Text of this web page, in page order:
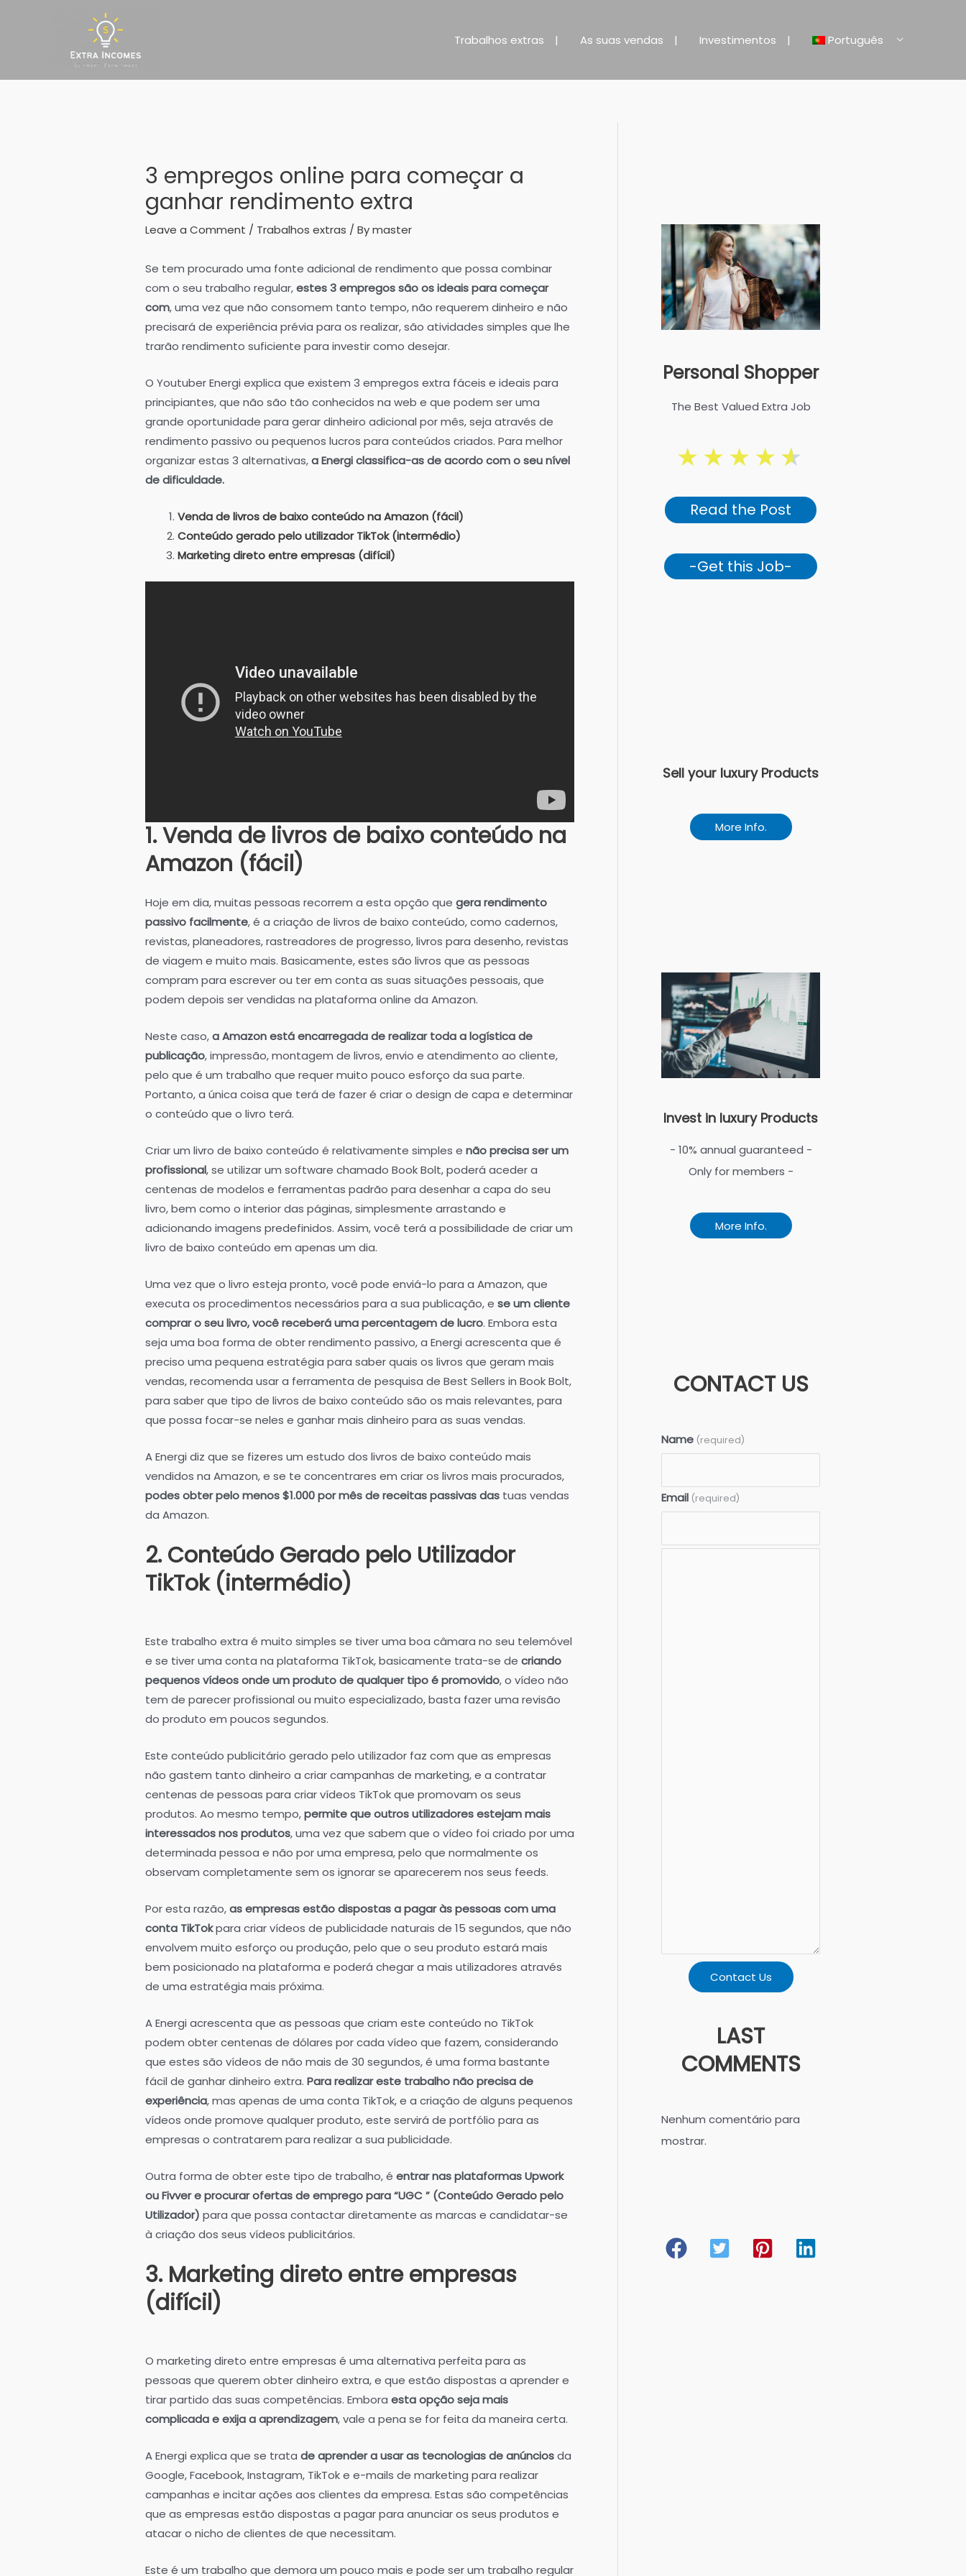
Trabalhos extras As suas vendas Investimentos Português
3 empregos online para começar a
ganhar rendimento extra
Leave a Comment / Trabalhos extras / Bymaster
Se tem procurado uma fonte adicional de rendimento que possa combinar
com o seu trabalho regular,estes 3 empregos são os ideais para começar
com, uma vez que não consomem tanto tempo, não requerem dinheiro e não
precisará de experiência prévia para os realizar, são atividades simples que lhe
trarão rendimento suficiente para investir como desejar.
O Youtuber Energi explica que existem 3 empregos extra fáceis e ideais para
principiantes, que não são tão conhecidos na web e que podem ser uma
grande oportunidade para gerar dinheiro adicional por mês, seja através de
rendimento passivo ou pequenos lucros para conteúdos criados. Para melhor
organizar estas 3 alternativas,a Energi classifica-as de acordo com o seu nível
de dificuldade.
Venda de livros de baixo conteúdo na Amazon (fácil)
Conteúdo gerado pelo utilizador TikTok (intermédio)
Marketing direto entre empresas (difícil)
1.Venda de livros de baixo conteúdo na
Amazon (fácil)
Hoje em dia, muitas pessoas recorrem a esta opção que gera rendimento
passivo facilmente, é a criação de livros de baixo conteúdo, como cadernos,
revistas, planeadores, rastreadores de progresso, livros para desenho, revistas
de viagem e muito mais. Basicamente, estes são livros que as pessoas
compram para escrever ou ter em conta as suas situações pessoais, que
podem depois ser vendidas na plataforma online da Amazon.
Neste caso,a Amazon está encarregada de realizar toda a logística de
publicação, impressão, montagem de livros, envio e atendimento ao cliente,
pelo que é um trabalho que requer muito pouco esforço da sua parte.
Portanto, a única coisa que terá de fazer é criar o design de capa e determinar
o conteúdo que o livro terá.
Criar um livro de baixo conteúdo é relativamente simples e não precisa ser um
profissional, se utilizar um software chamado Book Bolt, poderá aceder a
centenas de modelos e ferramentas padrão para desenhar a capa do seu
livro, bem como o interior das páginas, simplesmente arrastando e
adicionando imagens predefinidos. Assim, você terá a possibilidade de criar um
livro de baixo conteúdo em apenas um dia.
Uma vez que o livro esteja pronto, você pode enviá-lo para a Amazon, que
executa os procedimentos necessários para a sua publicação, e se um cliente
comprar o seu livro, você receberá uma percentagem de lucro. Embora esta
seja uma boa forma de obter rendimento passivo, a Energi acrescenta que é
preciso uma pequena estratégia para saber quais os livros que geram mais
vendas, recomenda usar a ferramenta de pesquisa de Best Sellers in Book Bolt,
para saber que tipo de livros de baixo conteúdo são os mais relevantes, para
que possa focar-se neles e ganhar mais dinheiro para as suas vendas.
A Energi diz que se fizeres um estudo dos livros de baixo conteúdo mais
vendidos na Amazon, e se te concentrares em criar os livros mais procurados,
podes obter pelo menos $1.000 por mês de receitas passivas das tuas vendas
da Amazon.
2. Conteúdo Gerado pelo Utilizador
TikTok (intermédio)
Este trabalho extra é muito simples se tiver uma boa câmara no seu telemóvel
e se tiver uma conta na plataforma TikTok, basicamente trata-se de criando
pequenos vídeos onde um produto de qualquer tipo é promovido, o vídeo não
tem de parecer profissional ou muito especializado, basta fazer uma revisão
do produto em poucos segundos.
Este conteúdo publicitário gerado pelo utilizador faz com que as empresas
não gastem tanto dinheiro a criar campanhas de marketing, e a contratar
centenas de pessoas para criar vídeos TikTok que promovam os seus
produtos. Ao mesmo tempo,permite que outros utilizadores estejam mais
interessados nos produtos, uma vez que sabem que o vídeo foi criado por uma
determinada pessoa e não por uma empresa, pelo que normalmente os
observam completamente sem os ignorar se aparecerem nos seus feeds.
Por esta razão,as empresas estão dispostas a pagar às pessoas com uma
conta TikTokpara criar vídeos de publicidade naturais de 15 segundos, que não
envolvem muito esforço ou produção, pelo que o seu produto estará mais
bem posicionado na plataforma e poderá chegar a mais utilizadores através
de uma estratégia mais próxima.
A Energi acrescenta que as pessoas que criam este conteúdo no TikTok
podem obter centenas de dólares por cada vídeo que fazem, considerando
que estes são vídeos de não mais de 30 segundos, é uma forma bastante
fácil de ganhar dinheiro extra. Para realizar este trabalho não precisa de
experiência, mas apenas de uma conta TikTok, e a criação de alguns pequenos
vídeos onde promove qualquer produto, este servirá de portfólio para as
empresas o contratarem para realizar a sua publicidade.
Outra forma de obter este tipo de trabalho, é entrar nas plataformas Upwork
ou Fivver e procurar ofertas de emprego para “UGC ” (Conteúdo Gerado pelo
Utilizador) para que possa contactar diretamente as marcas e candidatar-se
à criação dos seus vídeos publicitários.
3. Marketing direto entre empresas
(difícil)
O marketing direto entre empresas é uma alternativa perfeita para as
pessoas que querem obter dinheiro extra, e que estão dispostas a aprender e
tirar partido das suas competências. Embora esta opção seja mais
complicada e exija a aprendizagem, vale a pena se for feita da maneira certa.
A Energi explica que se trata de aprender a usar as tecnologias de anúnciosda
Google, Facebook, Instagram, TikTok e e-mails de marketing para realizar
campanhas e incitar ações aos clientes da empresa. Estas são competências
que as empresas estão dispostas a pagar para anunciar os seus produtos e
atacar o nicho de clientes de que necessitam.
Este é um trabalho que demora um pouco mais e pode ser um trabalho regular
Personal Shopper
The Best Valued Extra Job
★★★★★
Read the Post
-Get this Job-
Sell your luxury Products
More Info.
Invest in luxury Products
- 10% annual guaranteed -
Only for members -
More Info.
CONTACT US
Name (required)
Email (required)
Contact Us
LAST
COMMENTS
Nenhum comentário para
mostrar.